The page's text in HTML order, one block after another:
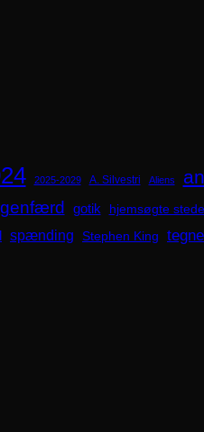
2025-2029 A. Silvestri Aliens
genfærd gotik hjemsøgte
spænding Stephen King